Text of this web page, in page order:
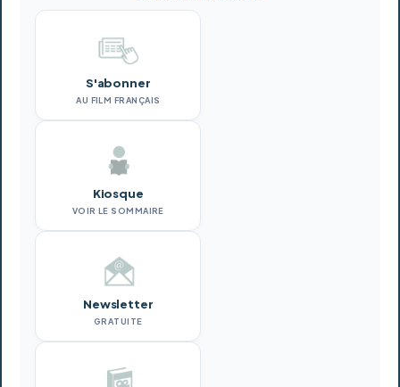
S'abonner
AU FILM FRANÇAIS
Kiosque
VOIR LE SOMMAIRE
Newsletter
GRATUITE